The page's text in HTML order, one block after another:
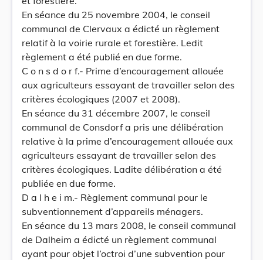
En séance du 25 novembre 2004, le conseil
communal de Clervaux a édicté un règlement
relatif à la voirie rurale et forestière. Ledit
règlement a été publié en due forme.
C o n s d o r f.- Prime d’encouragement allouée
aux agriculteurs essayant de travailler selon des
critères écologiques (2007 et 2008).
En séance du 31 décembre 2007, le conseil
communal de Consdorf a pris une délibération
relative à la prime d’encouragement allouée aux
agriculteurs essayant de travailler selon des
critères écologiques. Ladite délibération a été
publiée en due forme.
D a l h e i m.- Règlement communal pour le
subventionnement d’appareils ménagers.
En séance du 13 mars 2008, le conseil communal
de Dalheim a édicté un règlement communal
ayant pour objet l’octroi d’une subvention pour